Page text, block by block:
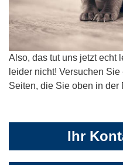
Also, das tut uns jetzt echt
leider nicht! Versuchen
Seiten, die Sie oben in der
Ihr